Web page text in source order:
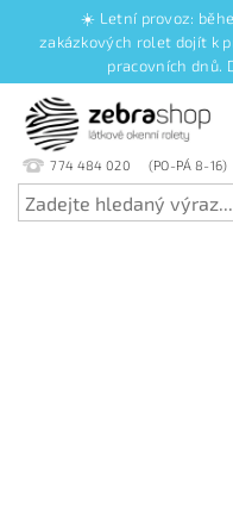
☀️ Letní provoz:
zakázkových rolet dojít k
pracovních dnů.
774 484 020